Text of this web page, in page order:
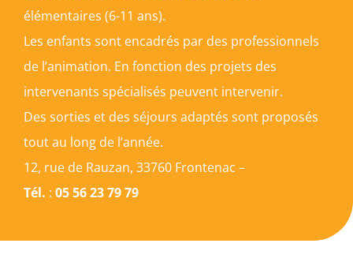
élémentaires (6-11 ans).
Les enfants sont encadrés par des professionnels
de l’animation. En fonction des projets des
intervenants spécialisés peuvent intervenir.
Des sorties et des séjours adaptés sont proposés
tout au long de l’année.
12, rue de Rauzan, 33760 Frontenac –
Tél. : 05 56 23 79 79